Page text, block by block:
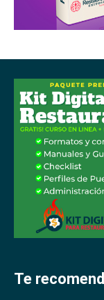
Te